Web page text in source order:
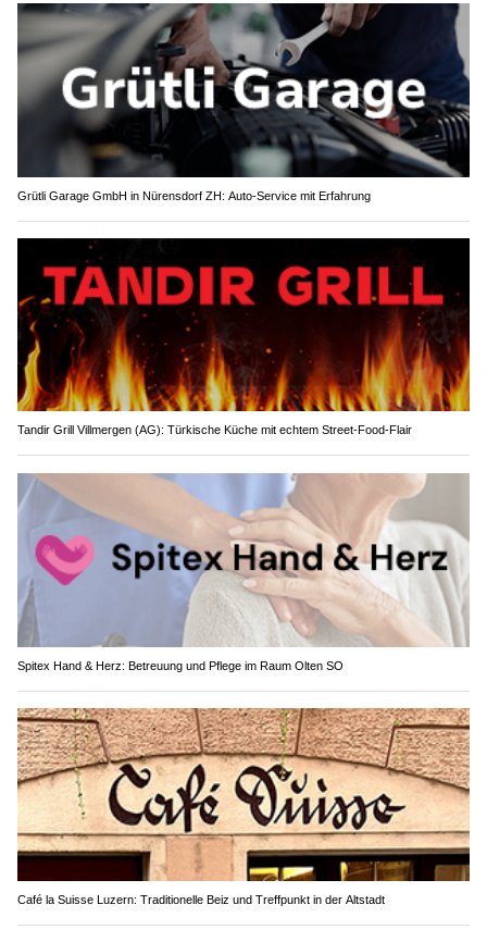
Grütli Garage GmbH in Nürensdorf ZH: Auto-Service mit Erfahrung
Tandir Grill Villmergen (AG): Türkische Küche mit echtem Street-Food-Flair
Spitex Hand & Herz: Betreuung und Pflege im Raum Olten SO
Café la Suisse Luzern: Traditionelle Beiz und Treffpunkt in der Altstadt